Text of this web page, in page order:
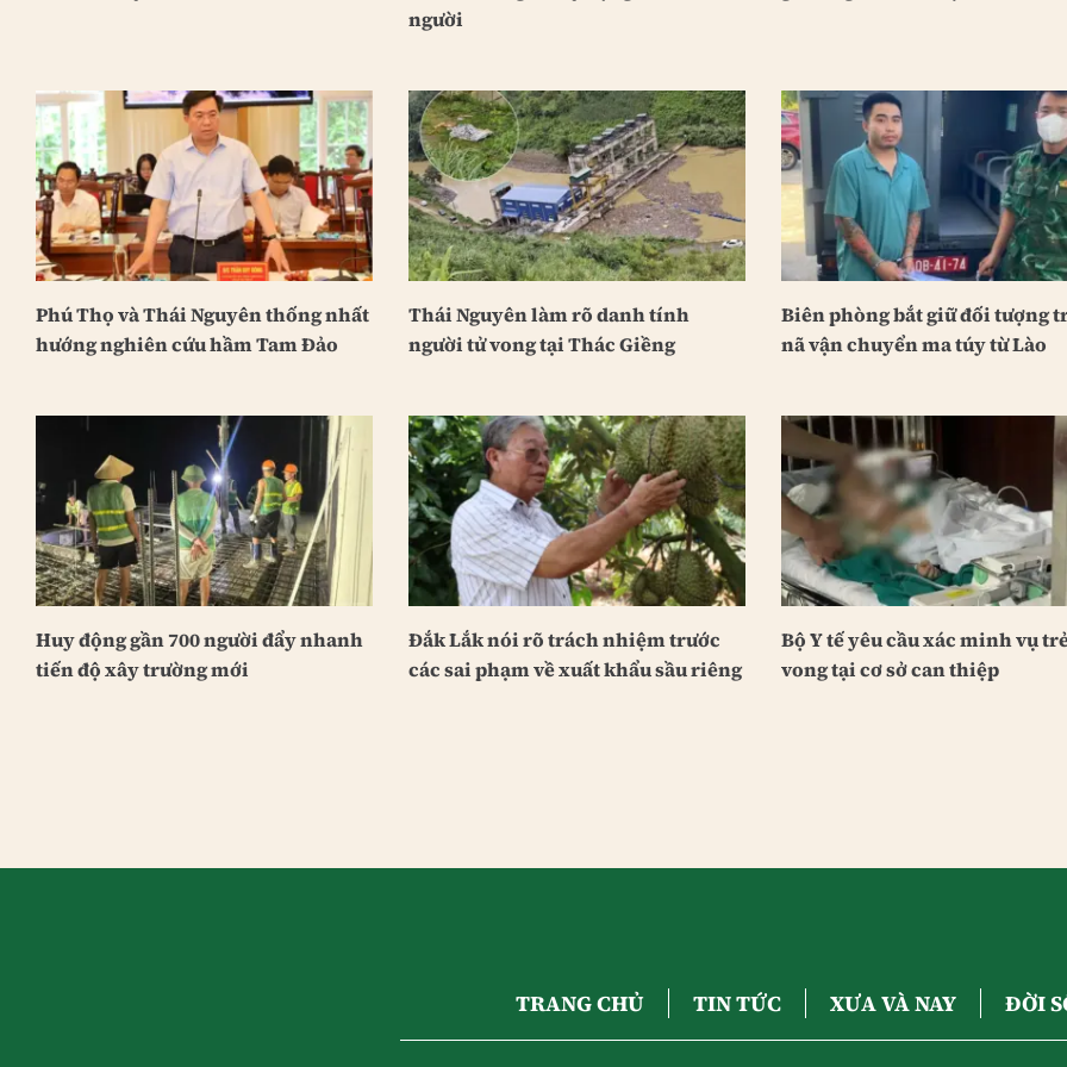
người
Phú Thọ và Thái Nguyên thống nhất
hướng nghiên cứu hầm Tam Đảo
Thái Nguyên làm rõ danh tính
người tử vong tại Thác Giềng
Biên phòng bắt giữ đối tượng
nã vận chuyển ma túy từ Lào
Huy động gần 700 người đẩy nhanh
tiến độ xây trường mới
Đắk Lắk nói rõ trách nhiệm trước
các sai phạm về xuất khẩu sầu riêng
Bộ Y tế yêu cầu xác minh vụ
vong tại cơ sở can thiệp
TRANG CHỦ TIN TỨC XƯA VÀ NAY ĐỜI